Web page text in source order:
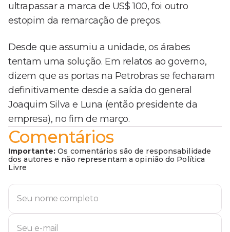
ultrapassar a marca de US$ 100, foi outro
estopim da remarcação de preços.
Desde que assumiu a unidade, os árabes
tentam uma solução. Em relatos ao governo,
dizem que as portas na Petrobras se fecharam
definitivamente desde a saída do general
Joaquim Silva e Luna (então presidente da
empresa), no fim de março.
Comentários
Importante: Os comentários são de responsabilidade
dos autores e não representam a opinião do Política
Livre